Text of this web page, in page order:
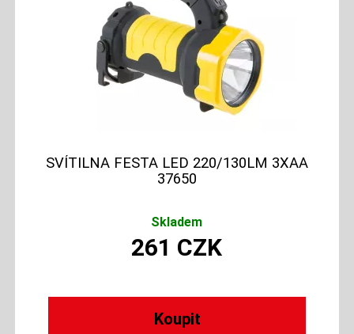
SVÍTILNA FESTA LED 220/130LM 3XAA
37650
Skladem
261 CZK